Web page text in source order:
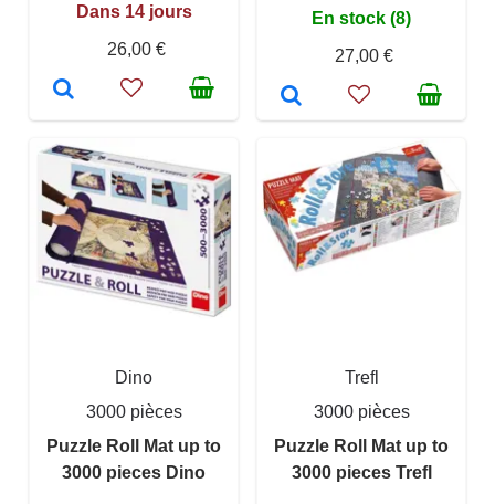
Dans 14 jours
26,00 €
En stock (8)
27,00 €
Dino
3000 pièces
Puzzle Roll Mat up to
3000 pieces Dino
Trefl
3000 pièces
Puzzle Roll Mat up to
3000 pieces Trefl